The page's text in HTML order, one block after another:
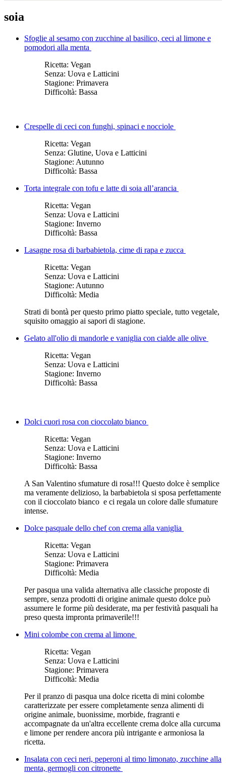
soia
Sfoglie al sesamo con zucchine al basilico, ceci al limone e
pomodori alla menta
Ricetta: Vegan
Senza: Uova e Latticini
Stagione: Primavera
Difficoltà: Bassa
Crespelle di ceci con funghi, spinaci e nocciole
Ricetta: Vegan
Senza: Glutine, Uova e Latticini
Stagione: Autunno
Difficoltà: Bassa
Torta integrale con tofu e latte di soia all’arancia
Ricetta: Vegan
Senza: Uova e Latticini
Stagione: Inverno
Difficoltà: Bassa
Lasagne rosa di barbabietola, cime di rapa e zucca
Ricetta: Vegan
Senza: Uova e Latticini
Stagione: Autunno
Difficoltà: Media
Strati di bontà per questo primo piatto speciale, tutto vegetale,
squisito omaggio ai sapori di stagione.
Gelato all'olio di mandorle e vaniglia con cialde alle olive
Ricetta: Vegan
Senza: Uova e Latticini
Stagione: Inverno
Difficoltà: Bassa
Dolci cuori rosa con cioccolato bianco
Ricetta: Vegan
Senza: Uova e Latticini
Stagione: Inverno
Difficoltà: Bassa
A San Valentino sfumature di rosa!!! Questo dolce è semplice
ma veramente delizioso, la barbabietola si sposa perfettamente
con il cioccolato bianco e ci regala un colore dalle sfumature
intense.
Dolce pasquale dello chef con crema alla vaniglia
Ricetta: Vegan
Senza: Uova e Latticini
Stagione: Primavera
Difficoltà: Media
Per pasqua una valida alternativa alle classiche proposte di
sempre, senza prodotti di origine animale questo dolce può
assumere le forme più desiderate, ma per festività pasquali ha
preso questa impronta primaverile!!!
Mini colombe con crema al limone
Ricetta: Vegan
Senza: Uova e Latticini
Stagione: Primavera
Difficoltà: Media
Per il pranzo di pasqua una dolce ricetta di mini colombe
caratterizzate per essere completamente senza alimenti di
origine animale, buonissime, morbide, fragranti e
accompagnate da un'altra eccellente crema dolce alla curcuma
e limone per rendere ancora più intrigante e armoniosa la
ricetta.
Insalata con ceci neri, peperoni al timo limonato, zucchine alla
menta, germogli con citronette